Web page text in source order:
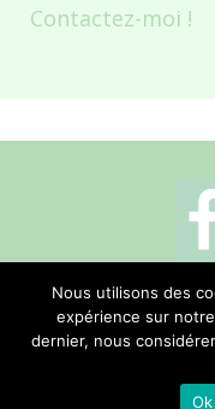
Contactez-moi !
Mentions
Nous utilisons des
expérience sur
dernier, nous
Ok